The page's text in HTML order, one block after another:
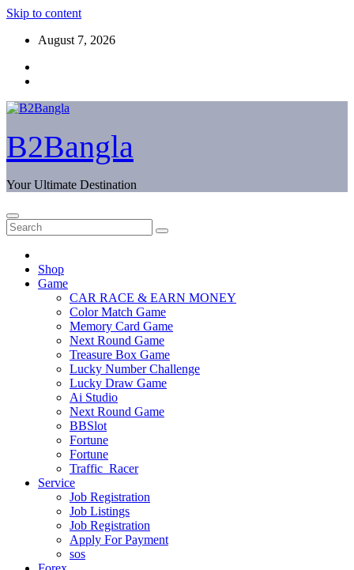
Skip to content
August 7, 2026
B2Bangla
Your Ultimate Destination
Shop
Game
CAR RACE & EARN MONEY
Color Match Game
Memory Card Game
Next Round Game
Treasure Box Game
Lucky Number Challenge
Lucky Draw Game
Ai Studio
Next Round Game
BBSlot
Fortune
Fortune
Traffic_Racer
Service
Job Registration
Job Listings
Job Registration
Apply For Payment
sos